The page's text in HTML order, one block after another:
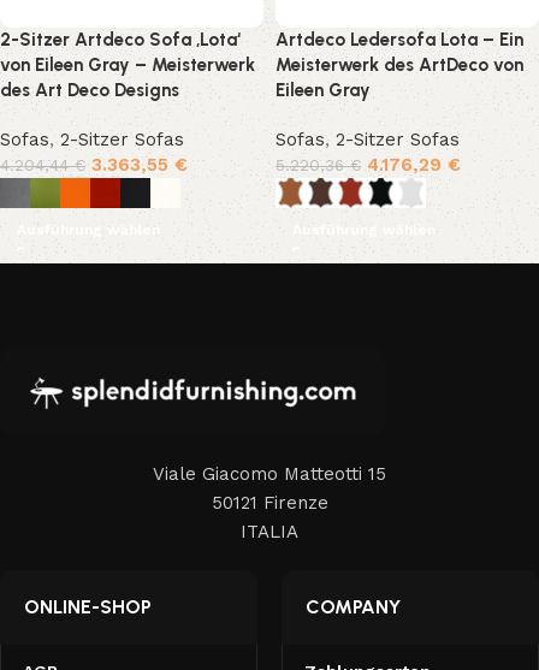
2-Sitzer Artdeco Sofa ‚Lota‘
von Eileen Gray – Meisterwerk
des Art Deco Designs
Sofas,2-Sitzer Sofas
4.204,44€ 3.363,55 €
Ausführung wählen
Artdeco Ledersofa Lota – Ein
Meisterwerk des ArtDeco von
Eileen Gray
Sofas, 2-Sitzer Sofas
5.220,36€ 4.176,29€
Ausführung wählen
Viale Giacomo Matteotti 15
50121 Firenze
ITALIA
ONLINE-SHOP COMPANY